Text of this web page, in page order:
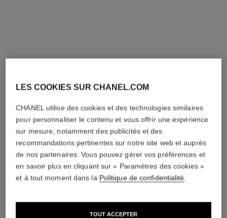
LES COOKIES SUR CHANEL.COM
CHANEL utilise des cookies et des technologies similaires
pour personnaliser le contenu et vous offrir une expérience
sur mesure, notamment des publicités et des
recommandations pertinentes sur notre site web et auprès
de nos partenaires. Vous pouvez gérer vos préférences et
en savoir plus en cliquant sur « Paramètres des cookies »
et à tout moment dans la Politique de confidentialité.
TOUT ACCEPTER